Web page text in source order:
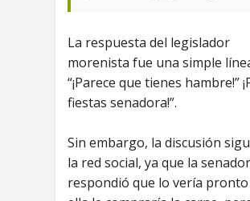
La respuesta del legislador
morenista fue una simple
“¡Parece que tienes hambre!”
fiestas senadora!”.
Sin embargo, la discusión
la red social, ya que la
respondió que lo vería pronto